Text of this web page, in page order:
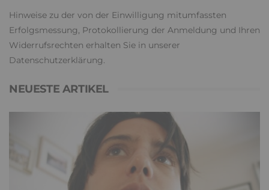
Hinweise zu der von der Einwilligung mitumfassten
Erfolgsmessung, Protokollierung der Anmeldung und Ihren
Widerrufsrechten erhalten Sie in unserer
Datenschutzerklärung.
NEUESTE ARTIKEL